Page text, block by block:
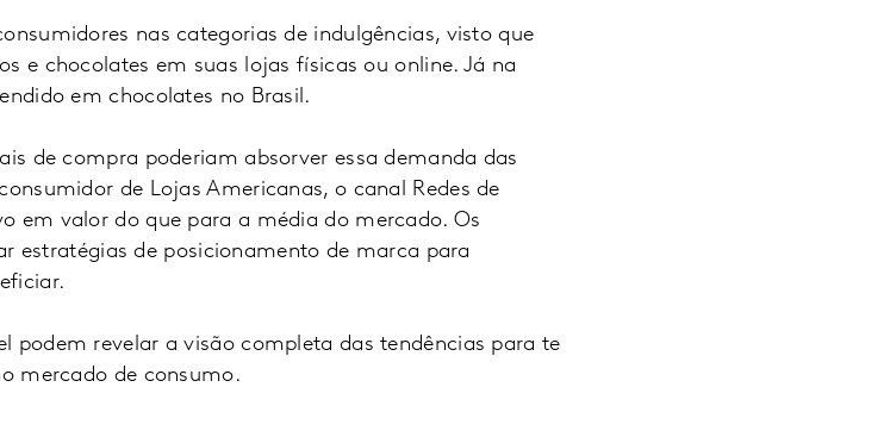
nas categorias de indulgências, visto que
e chocolates em suas lojas físicas ou online. Já na
em chocolates no Brasil.
de compra poderiam absorver essa demanda das
de Lojas Americanas, o canal Redes de
em valor do que para a média do mercado. Os
estratégias de posicionamento de marca para
podem revelar a visão completa das tendências para te
mercado de consumo.